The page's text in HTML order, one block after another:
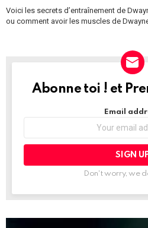
Voici les secrets d’entraînement de
ou comment avoir les muscles de
NEWSLETTER
Abonne toi ! et
Email
Don't worry, we